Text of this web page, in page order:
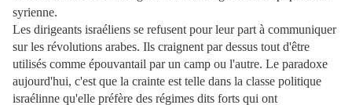
syrienne.
Les dirigeants israéliens se refusent pour leur part à communiquer
sur les révolutions arabes. Ils craignent par dessus tout d'être
utilisés comme épouvantail par un camp ou l'autre. Le paradoxe
aujourd'hui, c'est que la crainte est telle dans la classe politique
israélinne qu'elle préfère des régimes dits forts qui ont